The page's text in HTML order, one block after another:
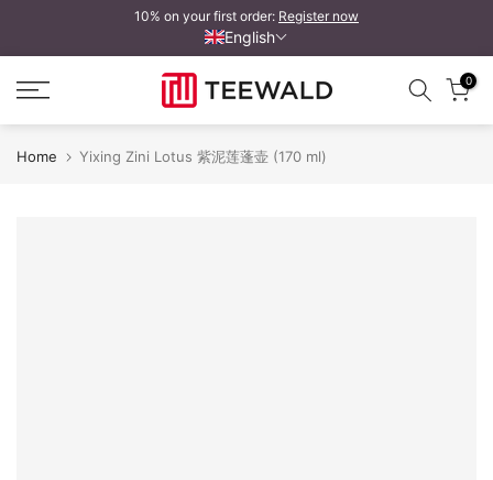
to
content
10% on your first order: Register now
English
0
Home Yixing Zini Lotus 紫泥莲蓬壶 (170 ml)